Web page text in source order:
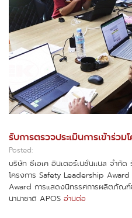
รับการตรวจประเมินการเข้าร่ว
Posted:
บริษัท ซีเอเค อินเตอร์เนชั่นแนล จำกัด
โครงการ Safety Leadership
Award การแสดงนิทรรศการผลิตภัณฑ์
นานาชาติ APOS อ่านต่อ